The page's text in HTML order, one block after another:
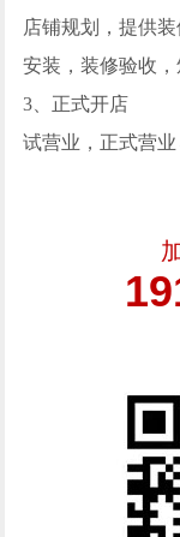
店铺规划，提供
安装，装修验收
3、正式开店
试营业，正式营